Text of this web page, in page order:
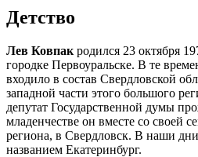
Детство
Лев Ковпак родился 23 октября
городке Первоуральске. В те
входило в состав Свердловской
западной части этого большого
депутат Государственной думы
младенчестве он вместе со своей
региона, в Свердловск. В наши
названием Екатеринбург.